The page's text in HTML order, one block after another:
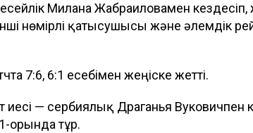
Милана Жабраиловамен кездесіп,
нөмірлі қатысушысы және әлемдік
7:6, 6:1 есебімен жеңіске жетті.
иесі — сербиялық Драганья Вуковичпен
орында тұр.